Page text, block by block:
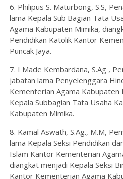
6. Philipus S. Maturbong, S.S,
lama Kepala Sub Bagian Tata
Agama Kabupaten Mimika,
Pendidikan Katolik Kantor
Puncak Jaya.
7. I Made Kembardana, S.Ag ,
jabatan lama Penyelenggara
Kementerian Agama Kabupaten
Kepala Subbagian Tata Usaha
Kabupaten Mimika.
8. Kamal Aswath, S.Ag., M.M,
lama Kepala Seksi Pendidikan
Islam Kantor Kementerian
diangkat menjadi Kepala Seksi
Kantor Kementerian Agama